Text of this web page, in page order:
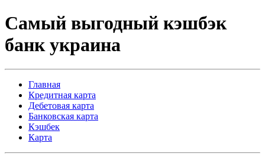
Самый выгодный кэшбэк
банк украина
Главная
Кредитная карта
Дебетовая карта
Банковская карта
Кэшбек
Карта